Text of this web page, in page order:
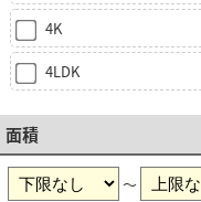
4K
4LDK
面積
～